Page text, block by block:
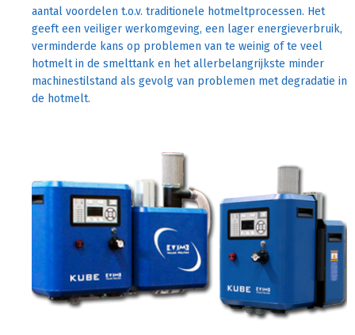
aantal voordelen t.o.v. traditionele hotmeltprocessen. Het
geeft een veiliger werkomgeving, een lager energieverbruik,
verminderde kans op problemen van te weinig of te veel
hotmelt in de smelttank en het allerbelangrijkste minder
machinestilstand als gevolg van problemen met degradatie in
de hotmelt.